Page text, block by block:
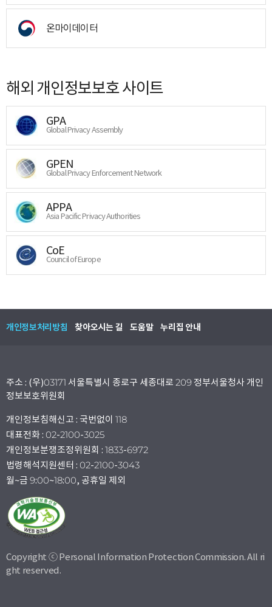
온마이데이터
해외 개인정보보호 사이트
GPA
Global Privacy Assembly
GPEN
Global Privacy Enforcement Network
APPA
Asia Pacific Privacy Authorities
CoE
Council of Europe
개인정보처리방침 찾아오시는 길 도움말 누리집 안내
주소 : (우)03171 서울특별시 종로구 세종대로 209 정부서울청사 개인
정보보호위원회
개인정보침해신고 : 국번없이 118
대표전화 : 02-2100-3025
개인정보분쟁조정위원회 : 1833-6972
법령해석지원센터 : 02-2100-3043
월~금 9:00~18:00, 공휴일 제외
Copyright ⓒ Personal Information Protection Commission. All ri
ght reserved.